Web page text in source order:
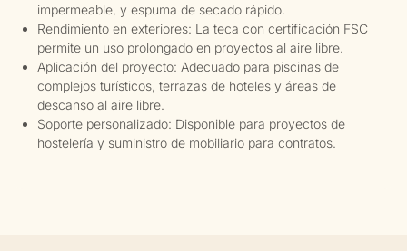
impermeable, y espuma de secado rápido.
Rendimiento en exteriores: La teca con certificación FSC
permite un uso prolongado en proyectos al aire libre.
Aplicación del proyecto: Adecuado para piscinas de
complejos turísticos, terrazas de hoteles y áreas de
descanso al aire libre.
Soporte personalizado: Disponible para proyectos de
hostelería y suministro de mobiliario para contratos.